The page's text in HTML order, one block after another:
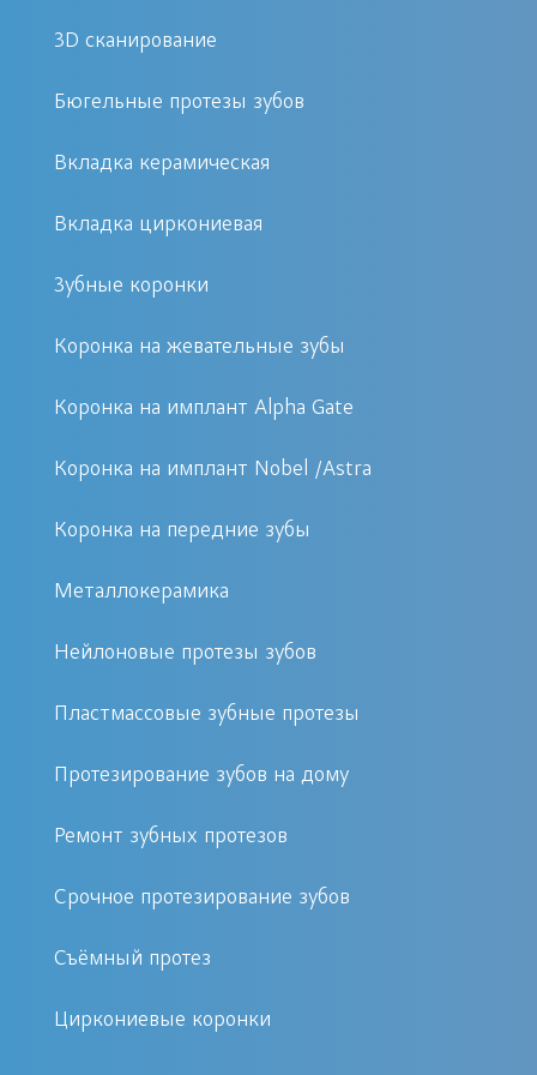
“накладные зубы” толщиной до 0,3
люминиры поверх существующего
Благодаря винирам и люминирам у
врача — стоматолога есть
улыбку.
Различают следующие виды виниров:
Керамические виниры: представляют
собой керамическую пластину,
поверхность зуба в результате чего на
керамическая идеальная поверхность.
из самых лучших средств для
потеряли цвет или истерлись.
наибольшей прочностью,
отвечают самым высоким требования
3D сканирование
Бюгельные протезы зубов
Вкладка керамическая
Вкладка циркониевая
Зубные коронки
Коронка на жевательные зубы
Коронка на имплант Alpha Gate
Коронка на имплант Nobel /Astra
Коронка на передние зубы
Металлокерамика
Нейлоновые протезы зубов
Пластмассовые зубные протезы
Протезирование зубов на дому
Ремонт зубных протезов
Срочное протезирование зубов
Съёмный протез
Циркониевые коронки